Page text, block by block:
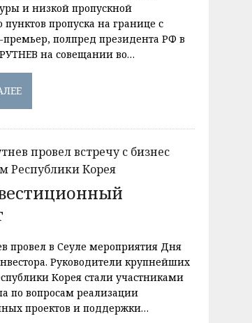
и низкой пропускной
пунктов пропуска на границе с
полпред президента РФ в
на совещании во…
провел в Сеуле мероприятия Дня
Руководители крупнейших
Корея стали участниками
по вопросам реализации
проектов и поддержки…